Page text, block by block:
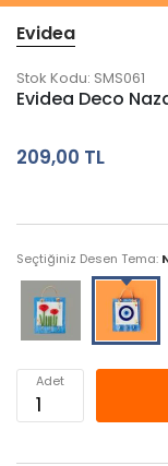
Evidea
Stok Kodu: SMS061
Evidea Deco
209,00 TL
Seçtiğiniz Desen Tema:
Adet